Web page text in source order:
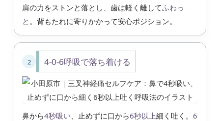
肩の力をストンと落とし、歯は軽く離してふわっ
と 。背もたれに寄りかかって安心ポジション。
2 4-0-6呼吸で落ち着ける
鼻から4秒吸い 、止めずに口から6秒以上細く吐く。 6